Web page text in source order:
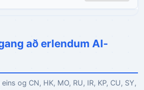
að erlendum AI-
og CN, HK, MO, RU, IR, KP, CU, SY,